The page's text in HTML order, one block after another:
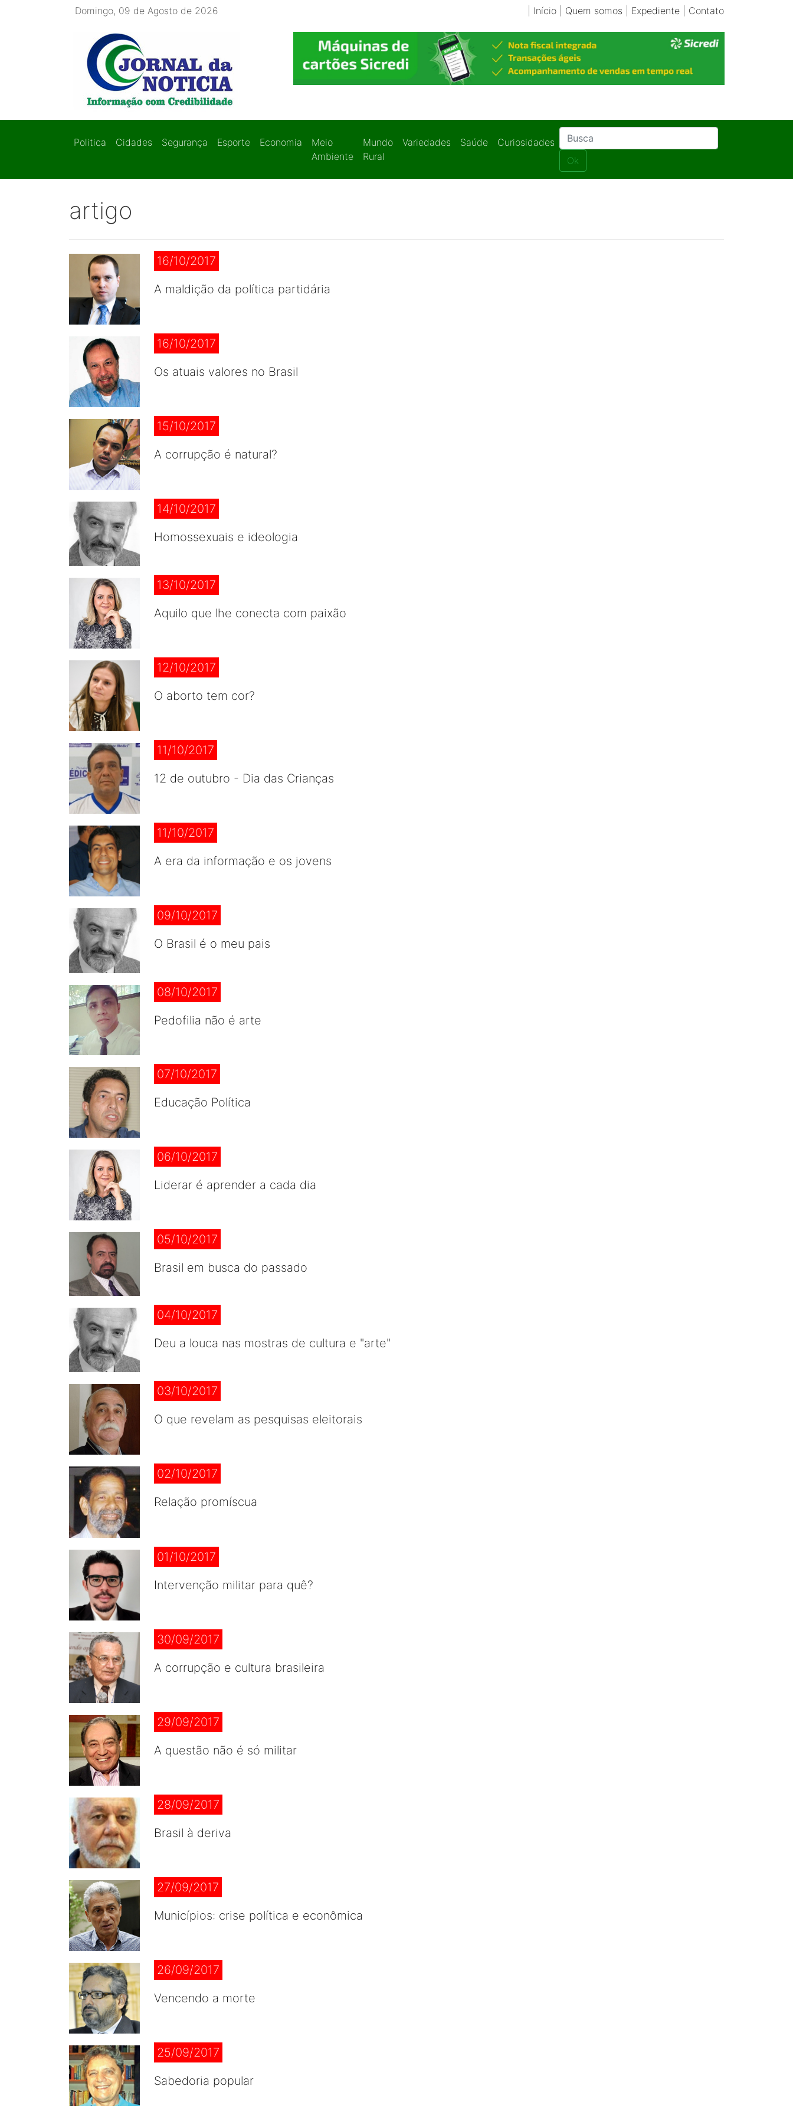
Domingo, 09 de Agosto de 2026 Início| Quem somos Expediente| Contato
Politica Cidades Segurança Esporte Economia
Meio
Ambiente
Mundo
Rural
Variedades Saúde
Curiosidades
Ok
artigo
16/10/2017
A maldição da política partidária
16/10/2017
Os atuais valores no Brasil
15/10/2017
A corrupção é natural?
14/10/2017
Homossexuais e ideologia
13/10/2017
Aquilo que lhe conecta com paixão
12/10/2017
O aborto tem cor?
11/10/2017
12 de outubro - Dia das Crianças
11/10/2017
A era da informação e os jovens
09/10/2017
O Brasil é o meu pais
08/10/2017
Pedofilia não é arte
07/10/2017
Educação Política
06/10/2017
Liderar é aprender a cada dia
05/10/2017
Brasil em busca do passado
04/10/2017
Deu a louca nas mostras de cultura e "arte"
03/10/2017
O que revelam as pesquisas eleitorais
02/10/2017
Relação promíscua
01/10/2017
Intervenção militar para quê?
30/09/2017
A corrupção e cultura brasileira
29/09/2017
A questão não é só militar
28/09/2017
Brasil à deriva
27/09/2017
Municípios: crise política e econômica
26/09/2017
Vencendo a morte
25/09/2017
Sabedoria popular